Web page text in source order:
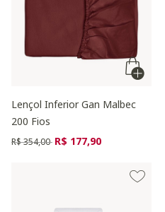
Lençol Inferior Gan Malbec
200 Fios
Preço reduzido de
R$ 354,00 para
R$ 177,90